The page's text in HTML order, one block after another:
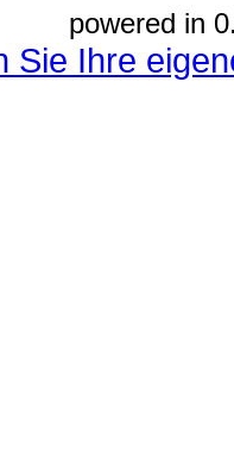
powered in
Sie Ihre